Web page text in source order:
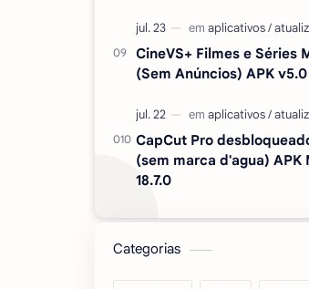
CineVS+ Filmes e Séries
(Sem Anúncios) APK v5.0
CapCut Pro
(sem marca d'agua) APK
18.7.0
Categorias